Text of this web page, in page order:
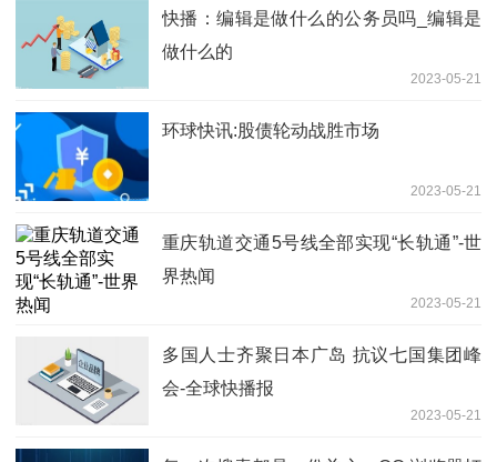
快播：编辑是做什么的公务员吗_编辑是
做什么的
2023-05-21
环球快讯:股债轮动战胜市场
2023-05-21
重庆轨道交通5号线全部实现“长轨通”-世
界热闻
2023-05-21
多国人士齐聚日本广岛 抗议七国集团峰
会-全球快播报
2023-05-21